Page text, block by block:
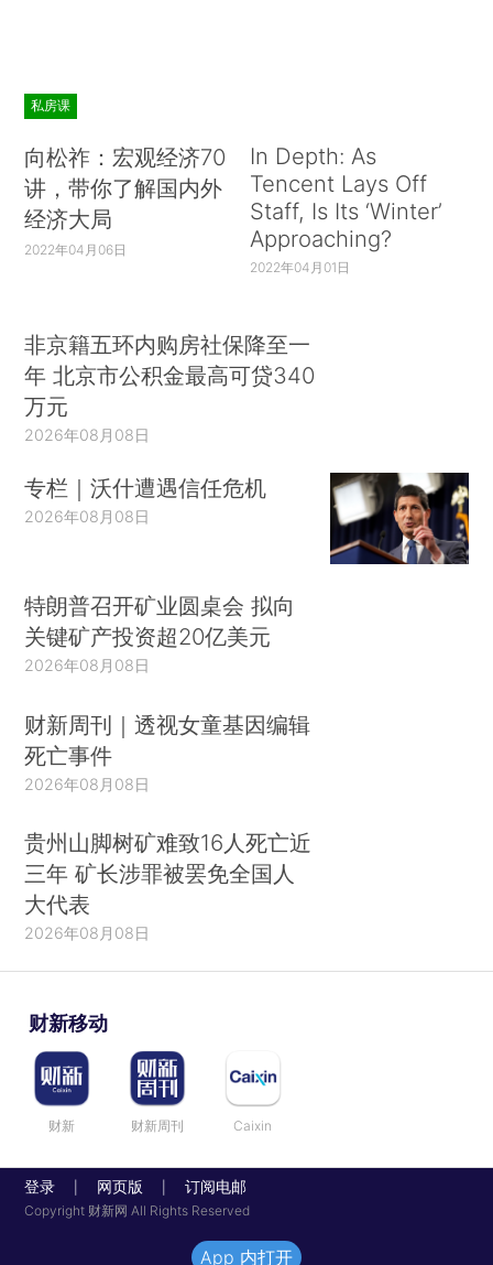
私房课
向松祚：宏观经济70
讲，带你了解国内外
经济大局
2022年04月06日
In Depth: As
Tencent Lays Off
Staff, Is Its ‘Winter’
Approaching?
2022年04月01日
非京籍五环内购房社保降至一
年 北京市公积金最高可贷340
万元
2026年08月08日
专栏｜沃什遭遇信任危机
2026年08月08日
特朗普召开矿业圆桌会 拟向
关键矿产投资超20亿美元
2026年08月08日
财新周刊｜透视女童基因编辑
死亡事件
2026年08月08日
贵州山脚树矿难致16人死亡近
三年 矿长涉罪被罢免全国人
大代表
2026年08月08日
财新移动
财新 财新周刊 Caixin
登录 网页版 订阅电邮
Copyright 财新网 All Rights Reserved
App 内打开